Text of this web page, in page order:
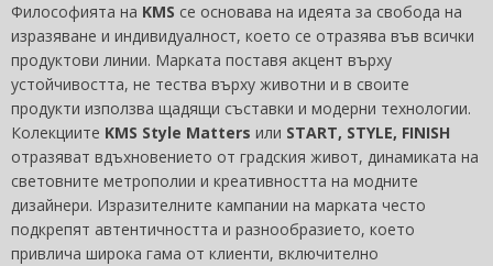
Философията на KMS се основава на идеята за свобода на
изразяване и индивидуалност, което се отразява във всички
продуктови линии. Марката поставя акцент върху
устойчивостта, не тества върху животни и в своите
продукти използва щадящи съставки и модерни технологии.
Колекциите KMS Style Matters или START, STYLE, FINISH
отразяват вдъхновението от градския живот, динамиката на
световните метрополии и креативността на модните
дизайнери. Изразителните кампании на марката често
подкрепят автентичността и разнообразието, което
привлича широка гама от клиенти, включително